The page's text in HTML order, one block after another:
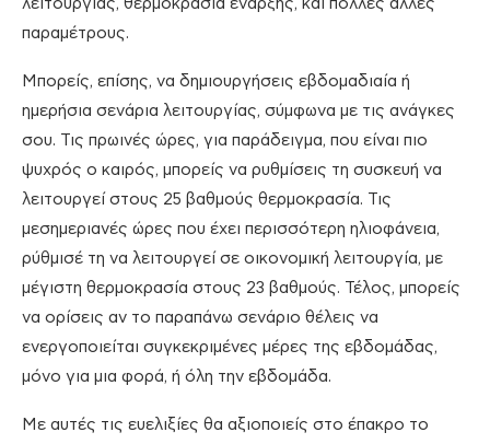
λειτουργίας, θερμοκρασία έναρξης, και πολλές άλλες
παραμέτρους.
Μπορείς, επίσης, να δημιουργήσεις εβδομαδιαία ή
ημερήσια σενάρια λειτουργίας, σύμφωνα με τις ανάγκες
σου. Τις πρωινές ώρες, για παράδειγμα, που είναι πιο
ψυχρός ο καιρός, μπορείς να ρυθμίσεις τη συσκευή να
λειτουργεί στους 25 βαθμούς θερμοκρασία. Τις
μεσημεριανές ώρες που έχει περισσότερη ηλιοφάνεια,
ρύθμισέ τη να λειτουργεί σε οικονομική λειτουργία, με
μέγιστη θερμοκρασία στους 23 βαθμούς. Τέλος, μπορείς
να ορίσεις αν το παραπάνω σενάριο θέλεις να
ενεργοποιείται συγκεκριμένες μέρες της εβδομάδας,
μόνο για μια φορά, ή όλη την εβδομάδα.
Με αυτές τις ευελιξίες θα αξιοποιείς στο έπακρο το